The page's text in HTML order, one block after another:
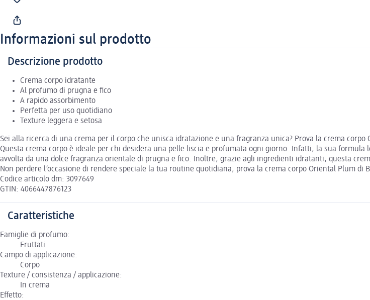
Informazioni sul prodotto
Descrizione prodotto
Crema corpo idratante
Al profumo di prugna e fico
A rapido assorbimento
Perfetta per uso quotidiano
Texture leggera e setosa
Sei alla ricerca di una crema per il corpo che unisca idratazione e una fragranza unica? Prova la crema
Questa crema corpo è ideale per chi desidera una pelle liscia e profumata ogni giorno. Infatti, la sua
avvolta da una dolce fragranza orientale di prugna e fico. Inoltre, grazie agli ingredienti idratanti, questa
Non perdere l’occasione di rendere speciale la tua routine quotidiana, prova la crema corpo Oriental Plum di
Codice articolo dm: 3097649
GTIN: 4066447876123
Caratteristiche
Famiglie di profumo:
Fruttati
Campo di applicazione:
Corpo
Texture / consistenza / applicazione:
In crema
Effetto: